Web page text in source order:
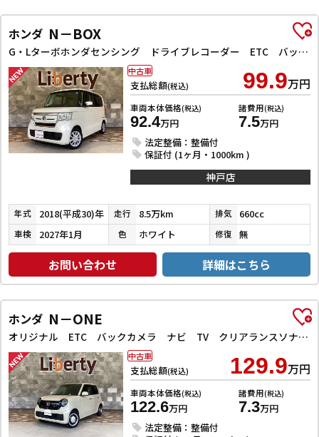
ホンダ N－BOX
G・Lターボホンダセンシング ドライブレコーダー ETC バックカメラ 両側電動スライドドア ナビ TV クリアランスソナー レーンアシスト 衝突被害軽減システム オートライト スマートキー アイドリングストップ 電動格納ミラー
支払総額(税込) 99.9万円
車両本体価格(税込)
92.4万円
諸費用(税込)
7.5万円
法定整備：整備付
保証付 (1ヶ月・1000km )
中古車
神戸店
年式 2018(平成30)年 走行 8.5万km 排気 660cc
車検 2027年1月 色 ホワイト 修復 無
お問い合わせ 詳細はこちら
ホンダ N－ONE
オリジナル ETC バックカメラ ナビ TV クリアランスソナー オートクルーズコントロール レーンアシスト 衝突被害軽減システム オートライト アイドリングストップ 電動格納ミラー CVT ESC USB
支払総額(税込) 129.9万円
車両本体価格(税込)
122.6万円
諸費用(税込)
7.3万円
法定整備：整備付
中古車